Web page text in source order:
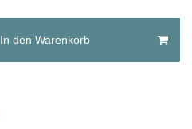
In den Warenkorb